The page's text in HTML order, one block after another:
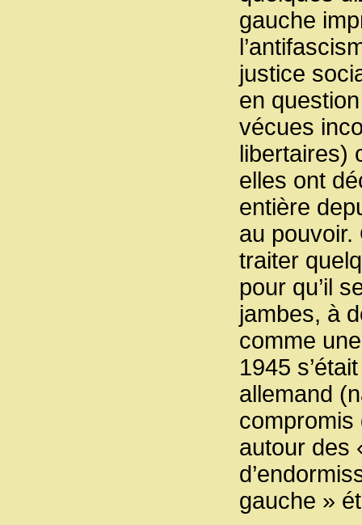
gauche
justice
en
vécues
libertaires)
elles ont
entière
au pouvoir.
traiter
pour qu’il
jambes, à
comme
1945
allemand
compromis
autour des
gauche »